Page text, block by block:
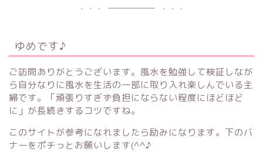
ゆめです♪
ご訪問ありがとうございます。風水を勉強して検証しなが
ら自分なりに風水を生活の一部に取り入れ楽しんでいる主
婦です。「頑張りすぎず負担にならない程度にほどほど
に」が長続きするコツですね。
このサイトが参考になれましたら励みになります。下のバ
ナーをポチっとお願いします(^^♪